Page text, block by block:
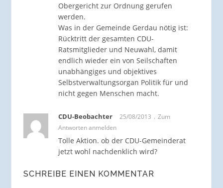
Obergericht zur Ordnung gerufen
werden.
Was in der Gemeinde Gerdau nötig ist:
Rücktritt der gesamten CDU-
Ratsmitglieder und Neuwahl, damit
endlich wieder ein von Seilschaften
unabhängiges und objektives
Selbstverwaltungsorgan Politik für und
nicht gegen Menschen macht.
CDU-Beobachter 25/08/2013
Zum
Antworten anmelden
Tolle Aktion. ob der CDU-Gemeinderat
jetzt wohl nachdenklich wird?
SCHREIBE EINEN KOMMENTAR